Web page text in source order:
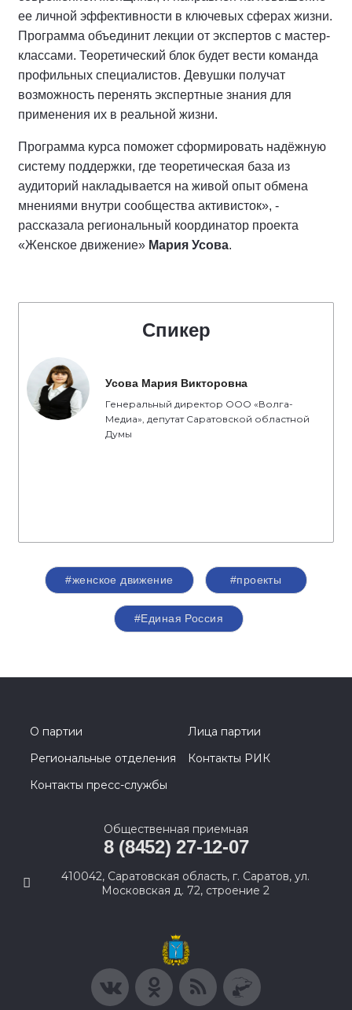
ее личной эффективности в ключевых сферах жизни.
Программа объединит лекции от экспертов с мастер-
классами. Теоретический блок будет вести команда
профильных специалистов. Девушки получат
возможность перенять экспертные знания для
применения их в реальной жизни.
Программа курса поможет сформировать надёжную
систему поддержки, где теоретическая база из
аудиторий накладывается на живой опыт обмена
мнениями внутри сообщества активисток», -
рассказала региональный координатор проекта
«Женское движение» Мария Усова.
Спикер
Усова Мария Викторовна
Генеральный директор ООО «Волга-
Медиа», депутат Саратовской областной
Думы
#женское движение #проекты
#Единая Россия
О партии
Лица партии
Региональные отделения
Контакты РИК
Контакты пресс-службы
Общественная приемная
8 (8452) 27-12-07
410042, Саратовская область, г. Саратов, ул.
Московская д. 72, строение 2